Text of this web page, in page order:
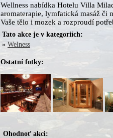
Wellness nabídka Hotelu Villa
aromaterapie, lymfatická masáž či
Vaše tělo i mozek a rozproudí
Tato akce je v kategoriích:
» Welness
Ostatní fotky:
Ohodnoť akci: